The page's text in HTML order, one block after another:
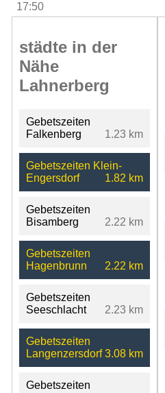
17:50
städte in der
Nähe
Lahnerberg
Gebetszeiten
Falkenberg
1.23 km
Gebetszeiten Klein-
Engersdorf
1.82 km
Gebetszeiten
Bisamberg
2.22 km
Gebetszeiten
Hagenbrunn
2.22 km
Gebetszeiten
Seeschlacht
2.23 km
Gebetszeiten
Langenzersdorf 3.08 km
Gebetszeiten